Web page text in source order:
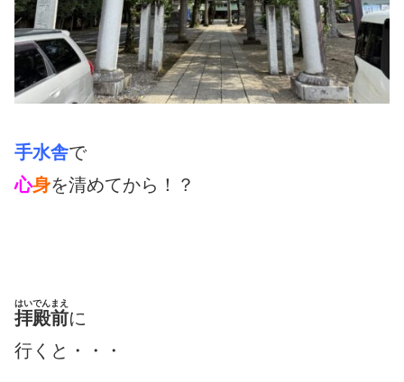
手水舎で
心身を清めてから！？
拝殿前
はいでんまえ
に
行くと・・・